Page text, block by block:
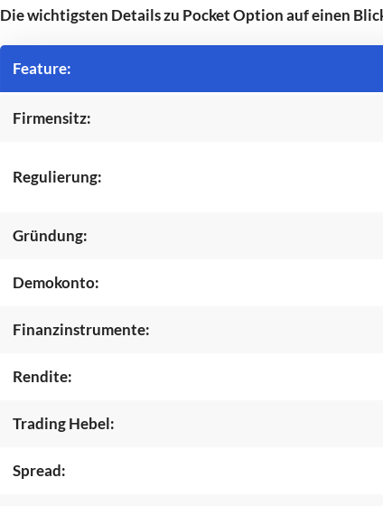
Die wichtigsten Details zu Pocket Option auf einen
Feature:
Firmensitz:
Regulierung:
Gründung:
Demokonto:
Finanzinstrumente:
Rendite:
Trading Hebel:
Spread: